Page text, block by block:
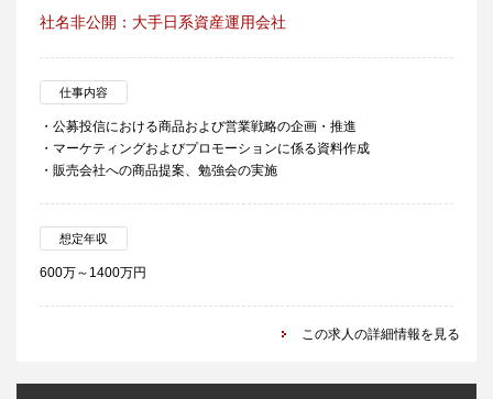
社名非公開：大手日系資産運用会社
仕事内容
・公募投信における商品および営業戦略の企画・推進
・マーケティングおよびプロモーションに係る資料作成
・販売会社への商品提案、勉強会の実施
想定年収
600万～1400万円
この求人の詳細情報を見る